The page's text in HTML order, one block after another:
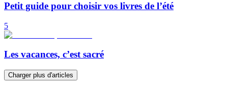
Petit guide pour choisir vos livres de l’été
5
Les vacances, c’est sacré
Charger plus d'articles